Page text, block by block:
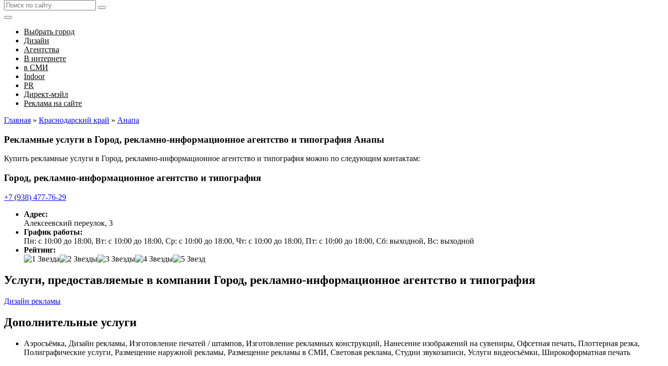
Выбрать город
Дизайн
Агентства
В интернете
в СМИ
Indoor
PR
Директ-мэйл
Реклама на сайте
Главная » Краснодарский край » Анапа
Рекламные услуги в Город, рекламно-информационное агентство и типография Анапы
Купить рекламные услуги в Город, рекламно-информационное агентство и типография можно по следующим контактам:
Город, рекламно-информационное агентство и типография
+7 (938) 477-76-29
Адрес:
Алексеевский переулок, 3
График работы:
Пн: с 10:00 до 18:00, Вт: с 10:00 до 18:00, Ср: с 10:00 до 18:00, Чт: с 10:00 до 18:00, Пт: с 10:00 до 18:00, Сб: выходной, Вс: выходной
Рейтинг:
Услуги, предоставляемые в компании Город, рекламно-информационное агентство и типография
Дизайн рекламы
Дополнительные услуги
Аэросъёмка, Дизайн рекламы, Изготовление печатей / штампов, Изготовление рекламных конструкций, Нанесение изображений на сувениры, Офсетная печать, Плоттерная резка,
Полиграфические услуги, Размещение наружной рекламы, Размещение рекламы в СМИ, Световая реклама, Студии звукозаписи, Услуги видеосъёмки, Широкоформатная печать